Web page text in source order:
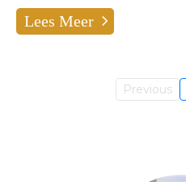
Lees Meer
Previous